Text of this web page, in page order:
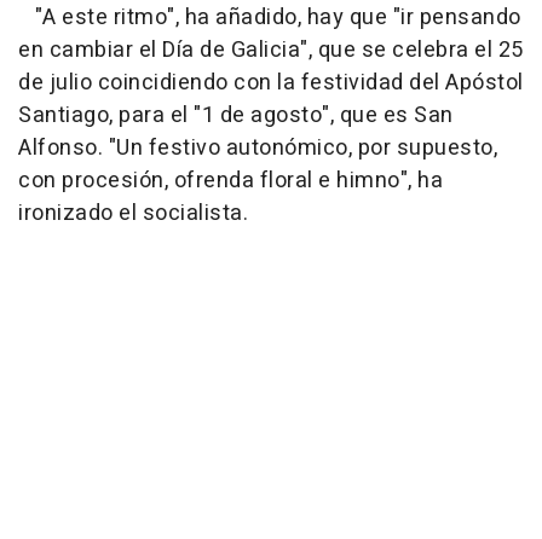
"A este ritmo", ha añadido, hay que "ir pensando
en cambiar el Día de Galicia", que se celebra el 25
de julio coincidiendo con la festividad del Apóstol
Santiago, para el "1 de agosto", que es San
Alfonso. "Un festivo autonómico, por supuesto,
con procesión, ofrenda floral e himno", ha
ironizado el socialista.